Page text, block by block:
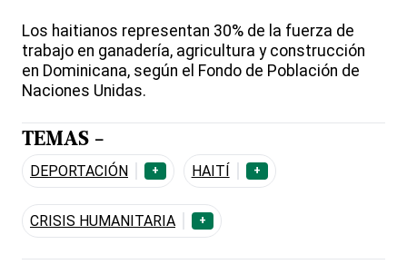
Los haitianos representan 30% de la fuerza de
trabajo en ganadería, agricultura y construcción
en Dominicana, según el Fondo de Población de
Naciones Unidas.
TEMAS -
DEPORTACIÓN + HAITÍ +
CRISIS HUMANITARIA +